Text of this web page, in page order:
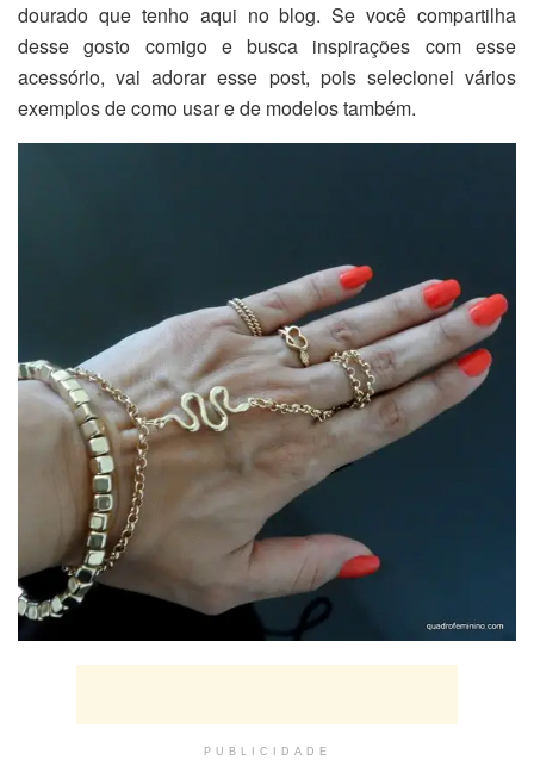
dourado que tenho aqui no blog. Se você compartilha
desse gosto comigo e busca inspirações com esse
acessório, vai adorar esse post, pois selecionei vários
exemplos de como usar e de modelos também.
PUBLICIDADE